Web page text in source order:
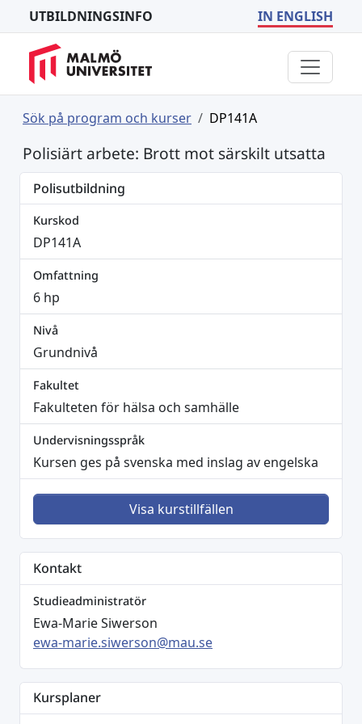
UTBILDNINGSINFO IN ENGLISH
Sök på program och kurser DP141A
Polisiärt arbete: Brott mot särskilt utsatta
Kursplaner
Polisutbildning
Kurskod
DP141A
Omfattning
6 hp
Nivå
Grundnivå
Fakultet
Fakulteten för hälsa och samhälle
Undervisningsspråk
Kursen ges på svenska med inslag av engelska
Visa kurstillfällen
Kontakt
Studieadministratör
Ewa-Marie Siwerson
ewa-marie.siwerson@mau.se